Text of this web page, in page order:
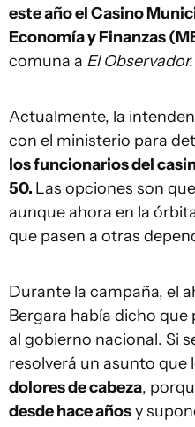
este año el Casino
Economía y Finanzas
comuna a El Observador.
Actualmente, la
con el ministerio para
los funcionarios del
50. Las opciones son
aunque ahora en la
que pasen a otras
Durante la campaña, el
Bergara había dicho que
al gobierno nacional. Si
resolverá un asunto que
dolores de cabeza,
desde hace añosy